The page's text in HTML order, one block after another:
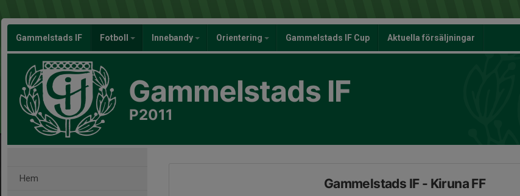
Gammelstads IF Fotboll Innebandy Orientering Gammelstads IF Cup Aktuella försäljningar
Gammelstads IF
P2011
Hem Gammelstads IF - Kiruna FF